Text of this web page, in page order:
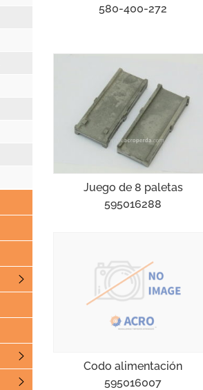
580-400-272
Juego de 8 paletas
595016288
Codo alimentación
595016007